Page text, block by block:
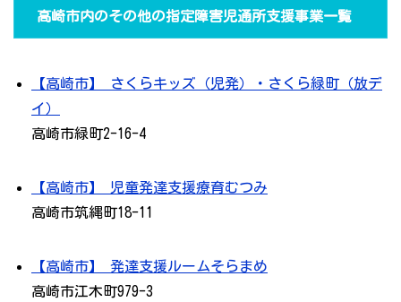
高崎市内のその他の指定障害児通所支援事業一覧
【高崎市】 さくらキッズ（児発）・さくら緑町（放デ
イ）
高崎市緑町2-16-4
【高崎市】 児童発達支援療育むつみ
高崎市筑縄町18-11
【高崎市】 発達支援ルームそらまめ
高崎市江木町979-3